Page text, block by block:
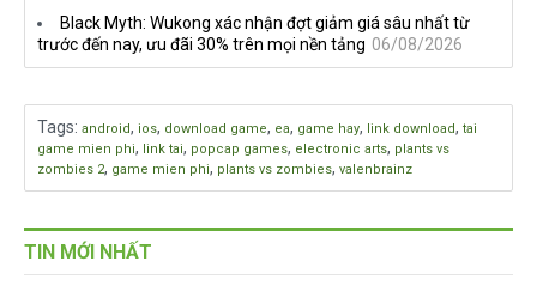
Black Myth: Wukong xác nhận đợt giảm giá sâu nhất từ
trước đến nay, ưu đãi 30% trên mọi nền tảng 06/08/2026
Tags: android, ios, download game, ea, game hay, link download, tai
game mien phi, link tai, popcap games, electronic arts, plants vs
zombies 2, game mien phi, plants vs zombies, valenbrainz
TIN MỚI NHẤT